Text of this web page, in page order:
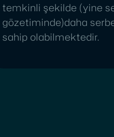
temkinli şekilde (yine
gözetiminde)daha
sahip olabilmektedir.